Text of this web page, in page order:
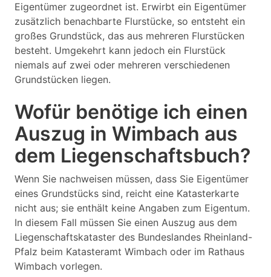
Eigentümer zugeordnet ist. Erwirbt ein Eigentümer
zusätzlich benachbarte Flurstücke, so entsteht ein
großes Grundstück, das aus mehreren Flurstücken
besteht. Umgekehrt kann jedoch ein Flurstück
niemals auf zwei oder mehreren verschiedenen
Grundstücken liegen.
Wofür benötige ich einen
Auszug in Wimbach aus
dem Liegenschaftsbuch?
Wenn Sie nachweisen müssen, dass Sie Eigentümer
eines Grundstücks sind, reicht eine Katasterkarte
nicht aus; sie enthält keine Angaben zum Eigentum.
In diesem Fall müssen Sie einen Auszug aus dem
Liegenschaftskataster des Bundeslandes Rheinland-
Pfalz beim Katasteramt Wimbach oder im Rathaus
Wimbach vorlegen.